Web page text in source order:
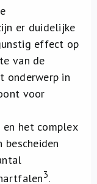
er duidelijke
effect op
van de
onderwerp in
voor
het complex
3.